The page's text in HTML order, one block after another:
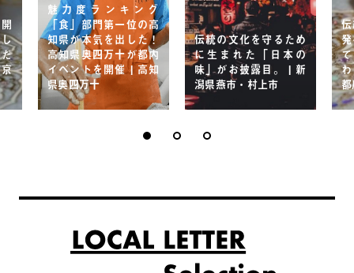
魅力度ランキング
「食」部門第一位の高
知県が本気を出した！
高知県奥四万十が都内
イベントを開催 | 高知
県奥四万十
伝統の文化を守るため
に生まれた「日本の
味」がお披露目。 | 新
潟県燕市・村上市